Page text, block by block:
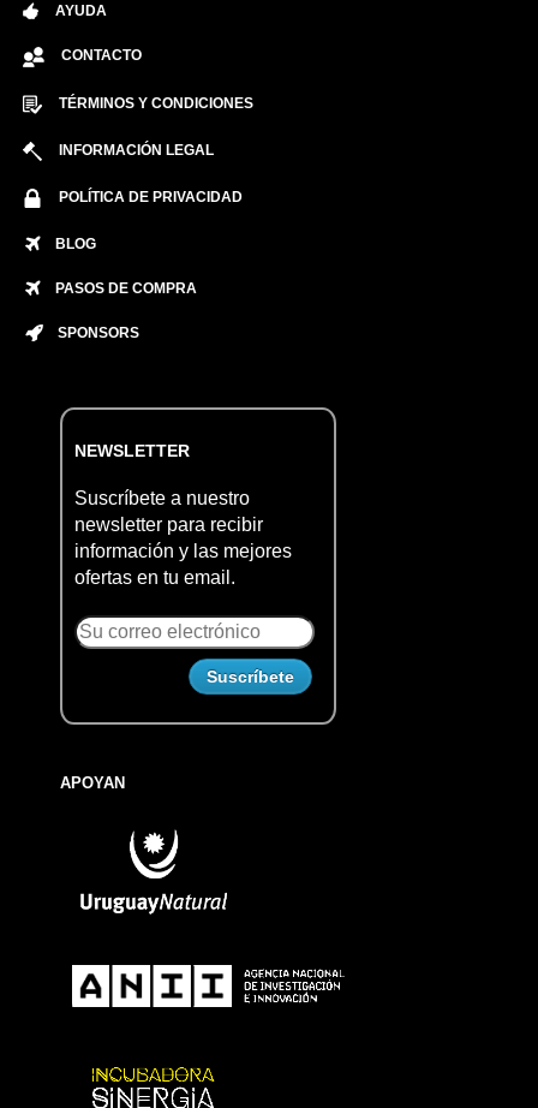
AYUDA
CONTACTO
TÉRMINOS Y CONDICIONES
INFORMACIÓN LEGAL
POLÍTICA DE PRIVACIDAD
BLOG
PASOS DE COMPRA
SPONSORS
NEWSLETTER
Suscríbete a nuestro
newsletter para recibir
información y las mejores
ofertas en tu email.
APOYAN